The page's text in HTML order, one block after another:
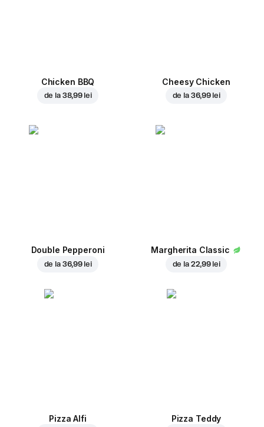
Chicken BBQ
de la 38,99 lei
Cheesy Chicken
de la 36,99 lei
Double Pepperoni
de la 36,99 lei
Margherita Classic
de la 22,99 lei
Pizza Alfi Pizza Teddy